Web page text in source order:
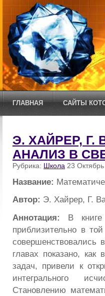
ГЛАВНАЯ САЙТЫ
Э. ХАЙРЕР, Г.
АНАЛИЗ В
Рубрика: Школа 23
Название:
Автор: Э. Хайрер, Г.
Аннотация: В книге
приблизительно в
совершенствовались
главах показано,
задач, привели к
интегрального
Становлению